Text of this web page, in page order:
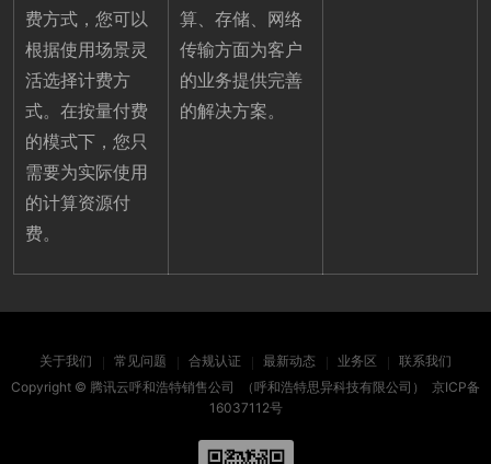
费方式，您可以
根据使用场景灵
活选择计费方
式。在按量付费
的模式下，您只
需要为实际使用
的计算资源付
费。
算、存储、网络
传输方面为客户
的业务提供完善
的解决方案。
关于我们 常见问题 合规认证 最新动态 业务区
联系我们
Copyright © 腾讯云呼和浩特销售公司 （呼和浩特思异科技有限公司） 京ICP备
16037112号